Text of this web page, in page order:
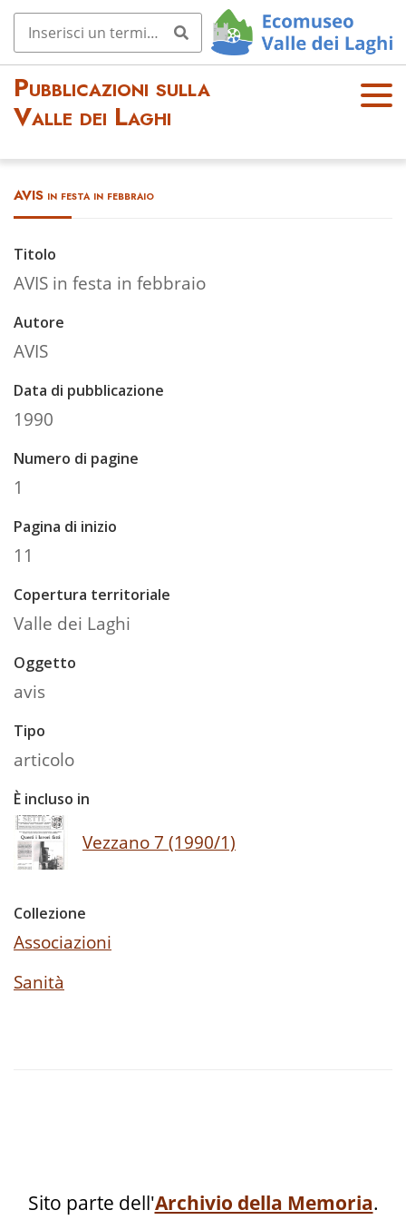
Pubblicazioni sulla
Valle dei Laghi
OPE
AVIS in festa in febbraio
Titolo
AVIS in festa in febbraio
Autore
AVIS
Data di pubblicazione
1990
Numero di pagine
1
Pagina di inizio
11
Copertura territoriale
Valle dei Laghi
Oggetto
avis
Tipo
articolo
È incluso in
Vezzano 7 (1990/1)
Collezione
Associazioni
Sanità
Sito parte dell'Archivio della Memoria.